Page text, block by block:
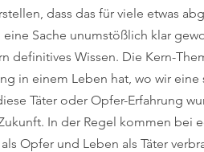
dass das für viele etwas
eine Sache unumstößlich klar
definitives Wissen. Die Kern-
in einem Leben hat, wo wir
Täter oder Opfer-Erfahrung
In der Regel kommen bei
Opfer und Leben als Täter